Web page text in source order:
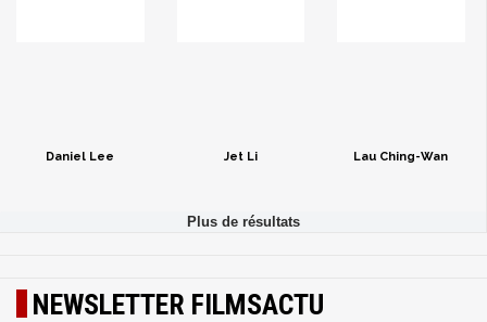
Daniel Lee Jet Li Lau Ching-Wan
NEWSLETTER FILMSACTU